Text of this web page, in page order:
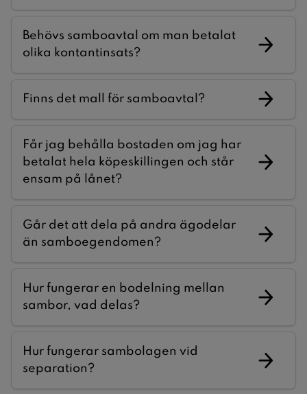
Behövs samboavtal om man betalat
olika kontantinsats?
Finns det mall för samboavtal?
Får jag behålla bostaden om jag har
betalat hela köpeskillingen och står
ensam på lånet?
Går det att dela på andra ägodelar
än samboegendomen?
Hur fungerar en bodelning mellan
sambor, vad delas?
Hur fungerar sambolagen vid
separation?